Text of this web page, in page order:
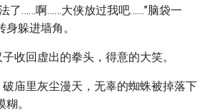
了……啊……大侠放过我吧……”脑袋一
躲进墙角。
收回虚出的拳头，得意的大笑。
破庙里灰尘漫天，无辜的蜘蛛被掉落下
。